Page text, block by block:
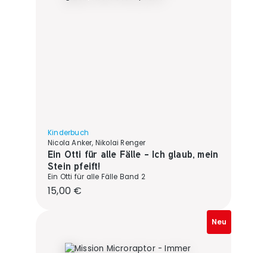
Kinderbuch
Nicola Anker, Nikolai Renger
Ein Otti für alle Fälle - Ich glaub, mein
Stein pfeift!
Ein Otti für alle Fälle Band 2
Regulärer Preis:
15,00 €
Neu